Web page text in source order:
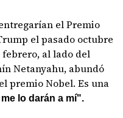
el Premio
el pasado octubre
al lado del
Netanyahu, abundó
premio Nobel. Es una
lo darán a mí".